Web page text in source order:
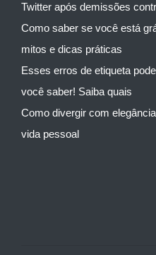
Twitter após demissões
Como saber se você está
mitos e dicas práticas
Esses erros de etiqueta
você saber! Saiba quais
Como divergir com
vida pessoal